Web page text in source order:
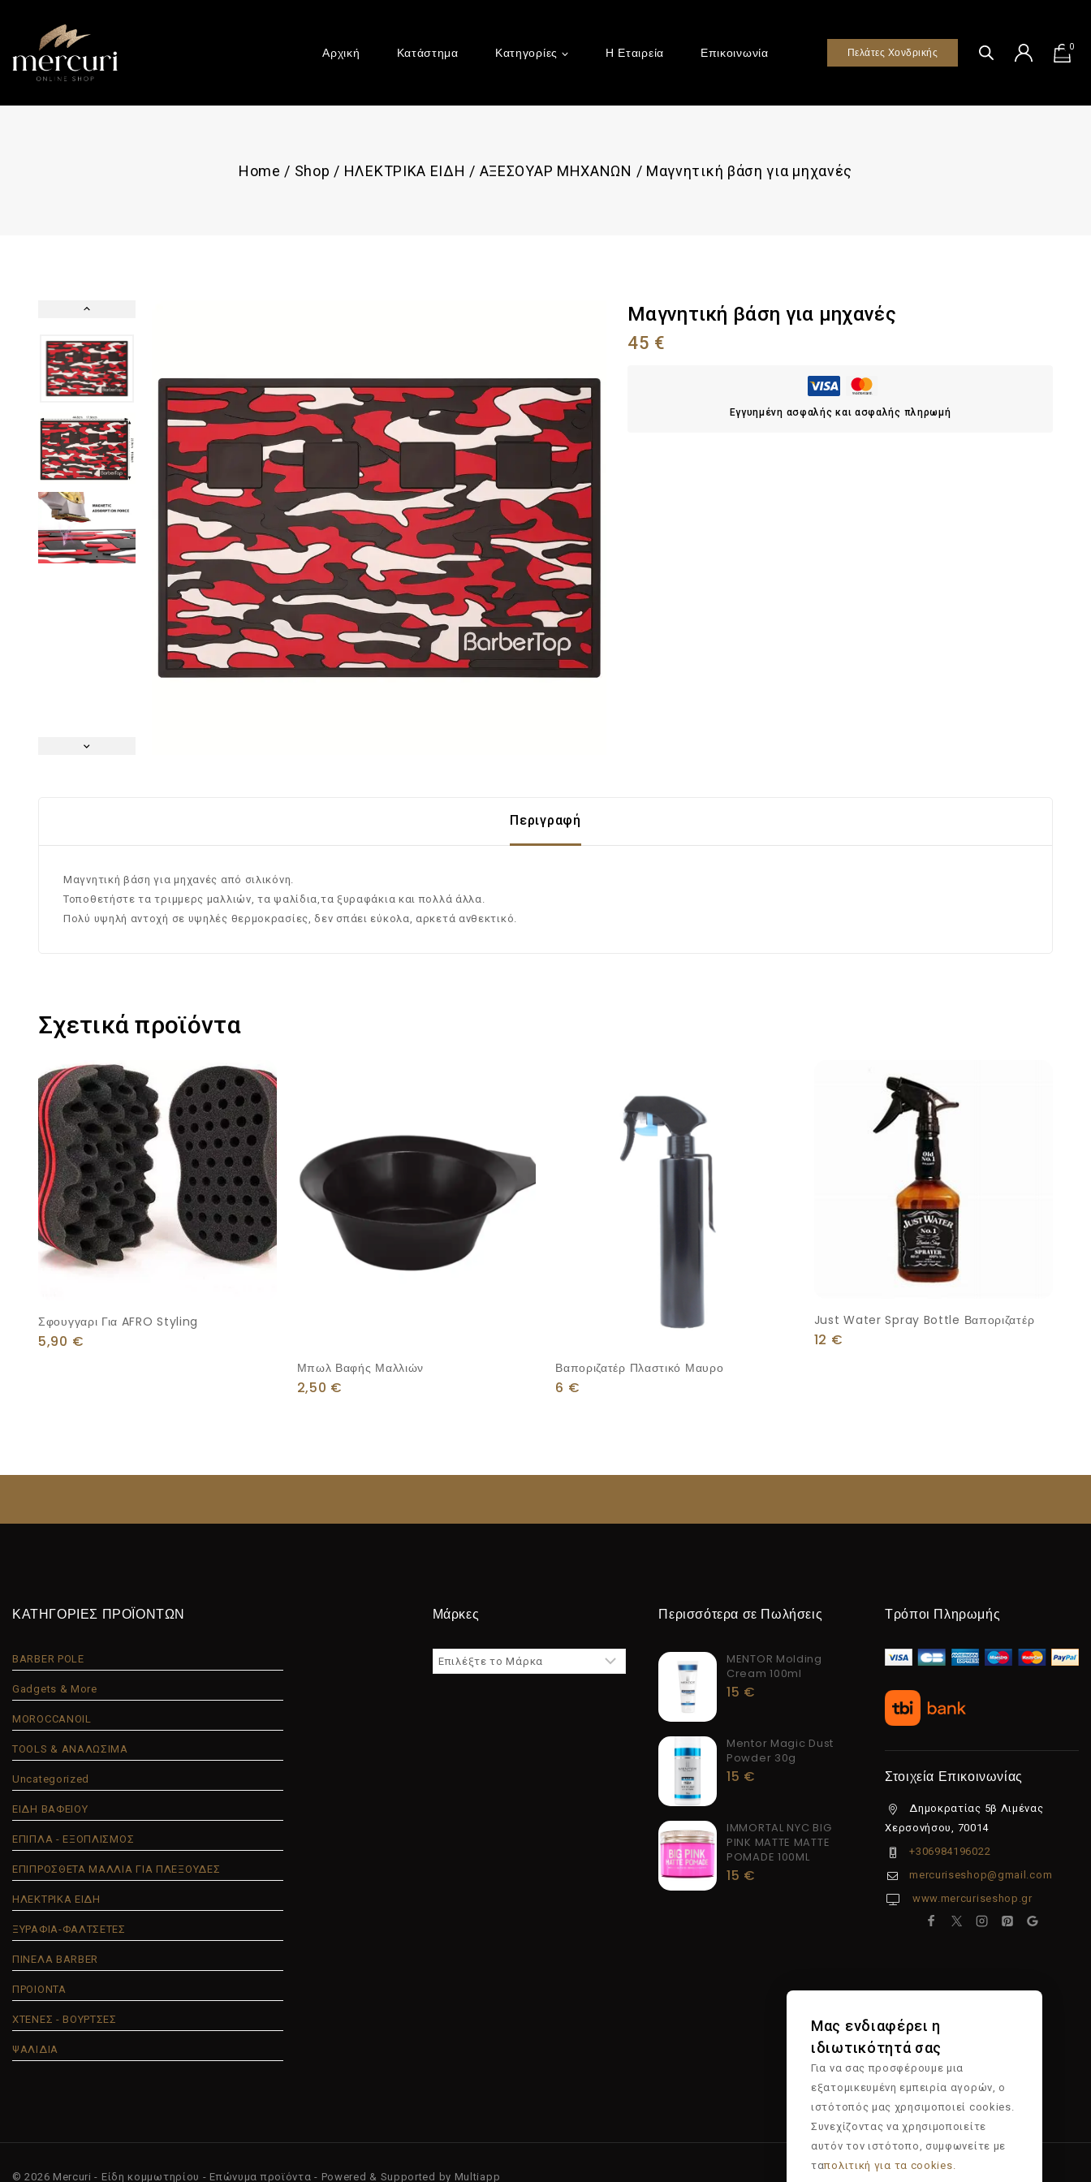
Αρχική Κατάστημα Κατηγορίες Η Εταιρεία Επικοινωνία Πελάτες Χονδρικής 0
Home / Shop / ΗΛΕΚΤΡΙΚΑ ΕΙΔΗ / ΑΞΕΣΟΥΑΡ ΜΗΧΑΝΩΝ / Μαγνητική βάση για μηχανές
Μαγνητική βάση για μηχανές
45 €
Εγγυημένη ασφαλής και ασφαλής πληρωμή
Περιγραφή
Μαγνητική βάση για μηχανές από σιλικόνη.
Τοποθετήστε τα τριμμερς μαλλιών, τα ψαλίδια,τα ξυραφάκια και πολλά άλλα.
Πολύ υψηλή αντοχή σε υψηλές θερμοκρασίες, δεν σπάει εύκολα, αρκετά ανθεκτικό.
Σχετικά προϊόντα
Σφουγγαρι Για AFRO Styling
5,90 €
Μπωλ Βαφής Μαλλιών
2,50 €
Βαποριζατέρ Πλαστικό Μαυρο
6 €
Just Water Spray Bottle Βαποριζατέρ
12 €
ΚΑΤΗΓΟΡΙΕΣ ΠΡΟΪΟΝΤΩΝ
BARBER POLE
Gadgets & More
MOROCCANOIL
TOOLS & ΑΝΑΛΩΣΙΜΑ
Uncategorized
ΕΙΔΗ ΒΑΦΕΙΟΥ
ΕΠΙΠΛΑ - ΕΞΟΠΛΙΣΜΟΣ
ΕΠΙΠΡΟΣΘΕΤΑ ΜΑΛΛΙΑ ΓΙΑ ΠΛΕΞΟΥΔΕΣ
ΗΛΕΚΤΡΙΚΑ ΕΙΔΗ
ΞΥΡΑΦΙΑ-ΦΑΛΤΣΕΤΕΣ
ΠΙΝΕΛΑ BARBER
ΠΡΟΙΟΝΤΑ
ΧΤΕΝΕΣ - ΒΟΥΡΤΣΕΣ
ΨΑΛΙΔΙΑ
Μάρκες Περισσότερα σε Πωλήσεις
MENTOR Molding
Cream 100ml
15 €
Mentor Magic Dust
Powder 30g
15 €
IMMORTAL NYC BIG
PINK MATTE MATTE
POMADE 100ML
15 €
Τρόποι Πληρωμής
Στοιχεία Επικοινωνίας
Δημοκρατίας 5β Λιμένας
Χερσονήσου, 70014
+306984196022
mercuriseshop@gmail.com
www.mercuriseshop.gr
© 2026 Mercuri - Είδη κομμωτηρίου - Επώνυμα προϊόντα - Powered & Supported by Multiapp
Μας ενδιαφέρει η
ιδιωτικότητά σας
Για να σας προσφέρουμε μια
εξατομικευμένη εμπειρία αγορών, ο
ιστότοπός μας χρησιμοποιεί cookies.
Συνεχίζοντας να χρησιμοποιείτε
αυτόν τον ιστότοπο, συμφωνείτε με
ταπολιτική για τα cookies.